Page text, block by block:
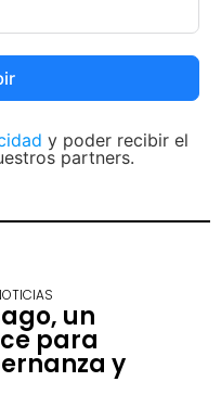
y poder recibir el
partners.
un
para
y